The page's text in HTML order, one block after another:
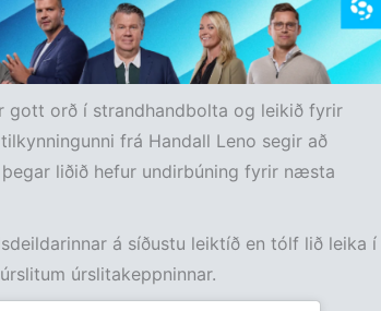
gott orð í strandhandbolta og leikið fyrir
frá Handall Leno segir að
liðið hefur undirbúning fyrir næsta
á síðustu leiktíð en tólf lið leika í
úrslitakeppninnar.